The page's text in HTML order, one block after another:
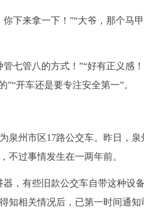
下来拿一下！”“大爷，那个马
七管八的方式！”“好有正义感！
开车还是要专注安全第一”。
泉州市区17路公交车。昨日，泉
不过事情发生在一两年前。
，有些旧款公交车自带这种设
知相关情况后，已第一时间通知